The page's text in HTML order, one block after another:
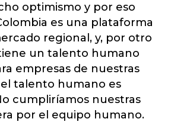
optimismo y por eso
es una plataforma
regional, y, por otro
un talento humano
empresas de nuestras
talento humano es
cumpliríamos nuestras
por el equipo humano.